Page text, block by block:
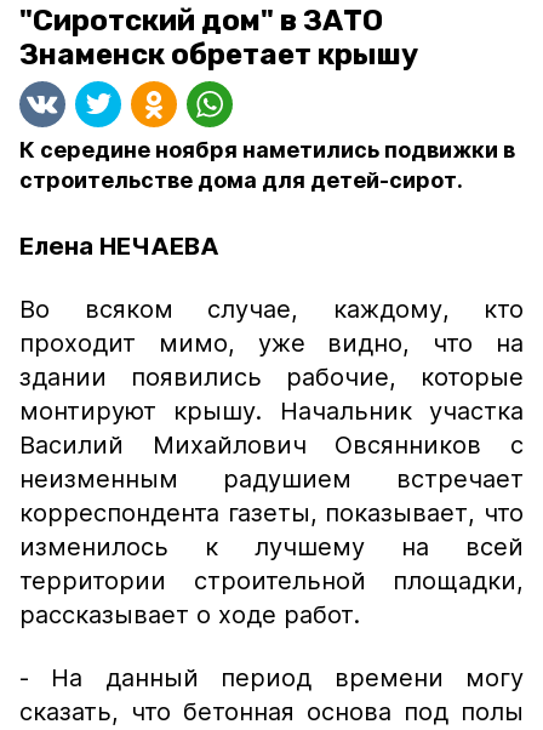
"Сиротский дом" в ЗАТО
Знаменск обретает крышу
К середине ноября наметились подвижки в
строительстве дома для детей-сирот.
Елена НЕЧАЕВА
Во всяком случае, каждому, кто
проходит мимо, уже видно, что на
здании появились рабочие, которые
монтируют крышу. Начальник участка
Василий Михайлович Овсянников с
неизменным радушием встречает
корреспондента газеты, показывает, что
изменилось к лучшему на всей
территории строительной площадки,
рассказывает о ходе работ.
- На данный период времени могу
сказать, что бетонная основа под полы